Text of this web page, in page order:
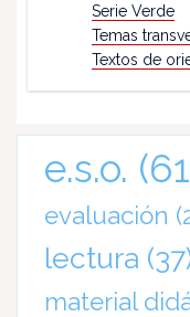
Serie Verde
Temas
Textos de
e.s.o.
evaluación
lectura
material